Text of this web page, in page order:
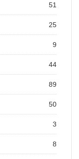
51
25
9
44
89
50
3
8